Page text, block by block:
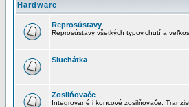
Hardware
Reprosústavy
Reprosústavy všetkých typov,chutí a
Sluchátka
Zosilňovače
Integrované i koncové zosilňovače.